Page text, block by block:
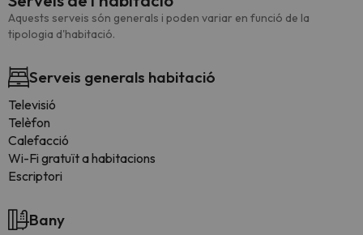
Aquests serveis són generals i poden variar en funció de la
tipologia d'habitació.
Serveis generals habitació
Televisió
Telèfon
Calefacció
Wi-Fi gratuït a habitacions
Escriptori
Bany